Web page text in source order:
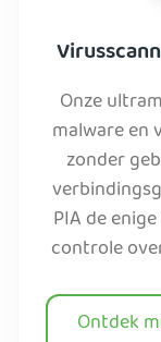
Onze
malware en
zonder
PIA de
controle
Ontdek